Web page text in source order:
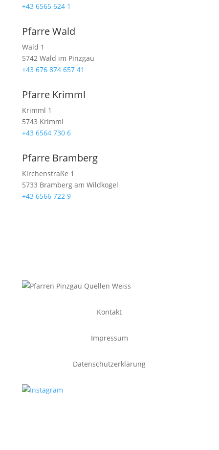
+43 6565 624 1
Pfarre Wald
Wald 1
5742 Wald im Pinzgau
+43 676 874 657 41
Pfarre Krimml
Krimml 1
5743 Krimml
+43 6564 730 6
Pfarre Bramberg
Kirchenstraße 1
5733 Bramberg am Wildkogel
+43 6566 722 9
Kontakt
Impressum
Datenschutzerklärung